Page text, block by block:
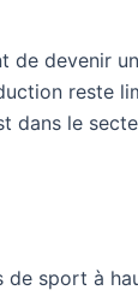
de devenir
reste
dans le
de sport à